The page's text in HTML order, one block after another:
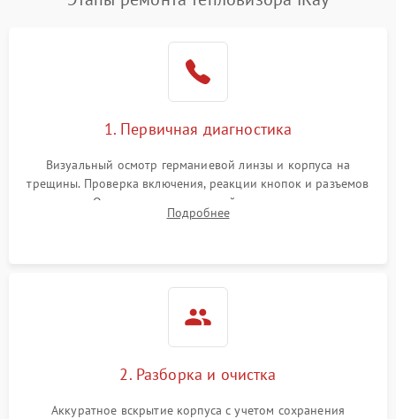
1. Первичная диагностика
Визуальный осмотр германиевой линзы и корпуса на
трещины. Проверка включения, реакции кнопок и разъемов
зарядки. Оценка вывода тепловой сигнатуры на экран,
проверка базовых функций и считывание системных
Подробнее
2. Разборка и очистка
Аккуратное вскрытие корпуса с учетом сохранения